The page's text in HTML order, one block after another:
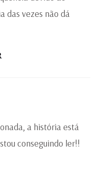
das vezes não dá
a história está
conseguindo ler!!